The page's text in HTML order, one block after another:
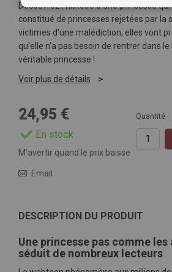
Découvrez l'histoire d'une princesse
constitué de princesses rejetées par la
victimes d'une malédiction, elles vont
qu'elle n'a pas besoin de rentrer dans
véritable princesse !
Voir plus de détails
24,95 €
En stock
Quantité :
M’avertir quand le prix baisse
Email
DESCRIPTION DU PRODUIT
Une princesse pas comme
séduit de nombreux lecteurs